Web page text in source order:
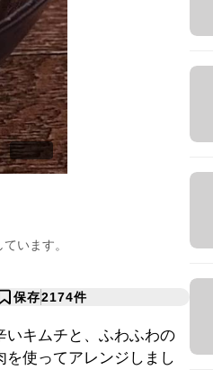
います。
保存2174件
いキムチと、ふわふわの
使ってアレンジしまし